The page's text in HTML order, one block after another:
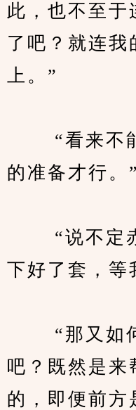
此，也不至于
了吧？就连我
上。”
“看来不能
的准备才行。”
“说不定赤
下好了套，等
“那又如何
吧？既然是来
的，即便前方